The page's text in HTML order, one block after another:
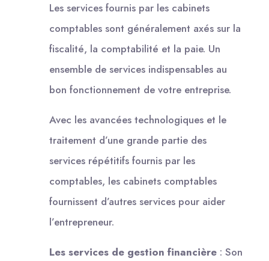
Les services fournis par les cabinets
comptables sont généralement axés sur la
fiscalité, la comptabilité et la paie. Un
ensemble de services indispensables au
bon fonctionnement de votre entreprise.
Avec les avancées technologiques et le
traitement d’une grande partie des
services répétitifs fournis par les
comptables, les cabinets comptables
fournissent d’autres services pour aider
l’entrepreneur.
Les services de gestion financière : Son